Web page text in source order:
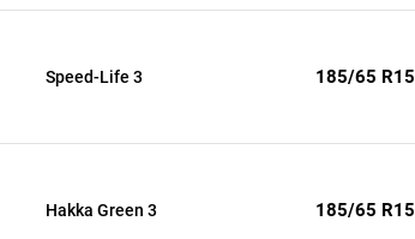
Speed-Life 3 185/65 R15
Hakka Green 3 185/65 R15